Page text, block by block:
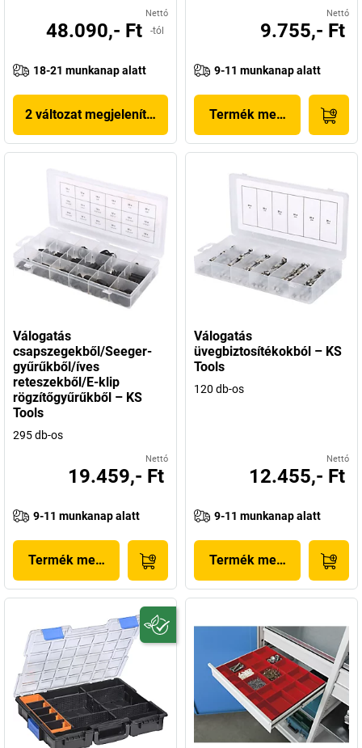
Nettó
48.090,- Ft -tól
18-21 munkanap alatt
2 változat megjelenítése
Nettó
9.755,- Ft
9-11 munkanap alatt
Termék megjelenítése
Válogatás
csapszegekből/Seeger-
gyűrűkből/íves
reteszekből/E-klip
rögzítőgyűrűkből – KS
Tools
295 db-os
Nettó
19.459,- Ft
9-11 munkanap alatt
Termék megjelenítése
Válogatás
üvegbiztosítékokból – KS
Tools
120 db-os
Nettó
12.455,- Ft
9-11 munkanap alatt
Termék megjelenítése